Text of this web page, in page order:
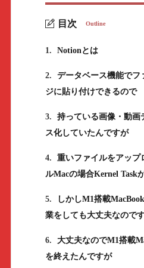
目次 Outline
1. Notionとは
2.
データベース機能でフ
ジに貼り付けできるので
3.
持っている画像・動画
ス化していたんですが
4.
重いファイルをアップ
ルMacの場合Kernel Task
5.
しかしM1搭載
業をしても大丈夫なので
6.
大丈夫なのでM1搭載
を終えたんですが